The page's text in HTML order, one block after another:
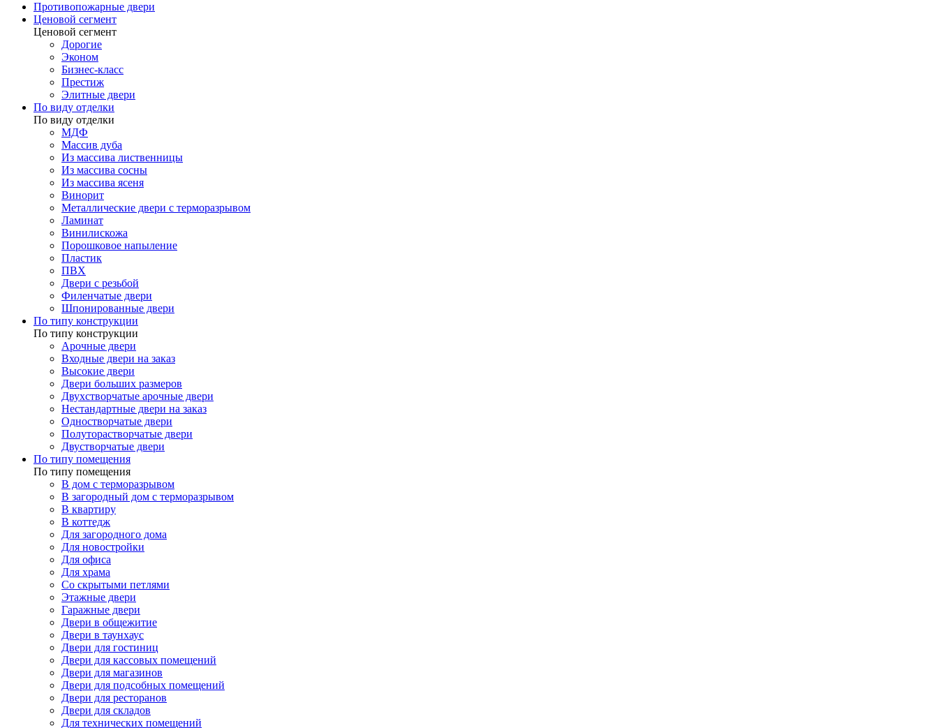
Противопожарные двери
Ценовой сегмент
Ценовой сегмент
Дорогие
Эконом
Бизнес-класс
Престиж
Элитные двери
По виду отделки
По виду отделки
МДФ
Массив дуба
Из массива лиственницы
Из массива сосны
Из массива ясеня
Винорит
Металлические двери с терморазрывом
Ламинат
Винилискожа
Порошковое напыление
Пластик
ПВХ
Двери с резьбой
Филенчатые двери
Шпонированные двери
По типу конструкции
По типу конструкции
Арочные двери
Входные двери на заказ
Высокие двери
Двери больших размеров
Двухстворчатые арочные двери
Нестандартные двери на заказ
Одностворчатые двери
Полуторастворчатые двери
Двустворчатые двери
По типу помещения
По типу помещения
В дом с терморазрывом
В загородный дом с терморазрывом
В квартиру
В коттедж
Для загородного дома
Для новостройки
Для офиса
Для храма
Со скрытыми петлями
Этажные двери
Гаражные двери
Двери в общежитие
Двери в таунхаус
Двери для гостиниц
Двери для кассовых помещений
Двери для магазинов
Двери для подсобных помещений
Двери для ресторанов
Двери для складов
Для технических помещений